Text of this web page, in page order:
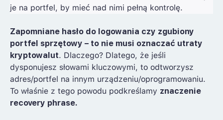
je na portfel, by mieć nad nimi pełną kontrolę.
Zapomniane hasło do logowania czy zgubiony
portfel sprzętowy – to nie musi oznaczać utraty
kryptowalut. Dlaczego? Dlatego, że jeśli
dysponujesz słowami kluczowymi, to odtworzysz
adres/portfel na innym urządzeniu/oprogramowaniu.
To właśnie z tego powodu podkreślamy znaczenie
recovery phrase.